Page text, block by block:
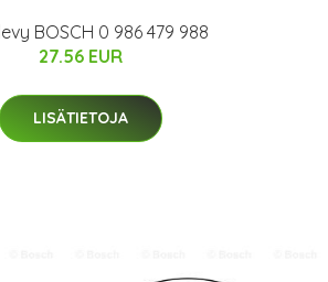
BOSCH 0 986 479 988
27.56 EUR
LISÄTIETOJA